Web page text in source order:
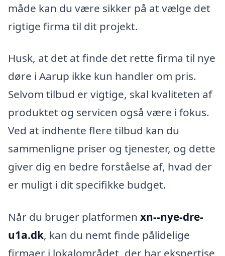
måde kan du være sikker på at vælge det
rigtige firma til dit projekt.
Husk, at det at finde det rette firma til nye
døre i Aarup ikke kun handler om pris.
Selvom tilbud er vigtige, skal kvaliteten af
produktet og servicen også være i fokus.
Ved at indhente flere tilbud kan du
sammenligne priser og tjenester, og dette
giver dig en bedre forståelse af, hvad der
er muligt i dit specifikke budget.
Når du bruger platformen xn--nye-dre-
u1a.dk, kan du nemt finde pålidelige
firmaer i lokalområdet, der har ekspertise